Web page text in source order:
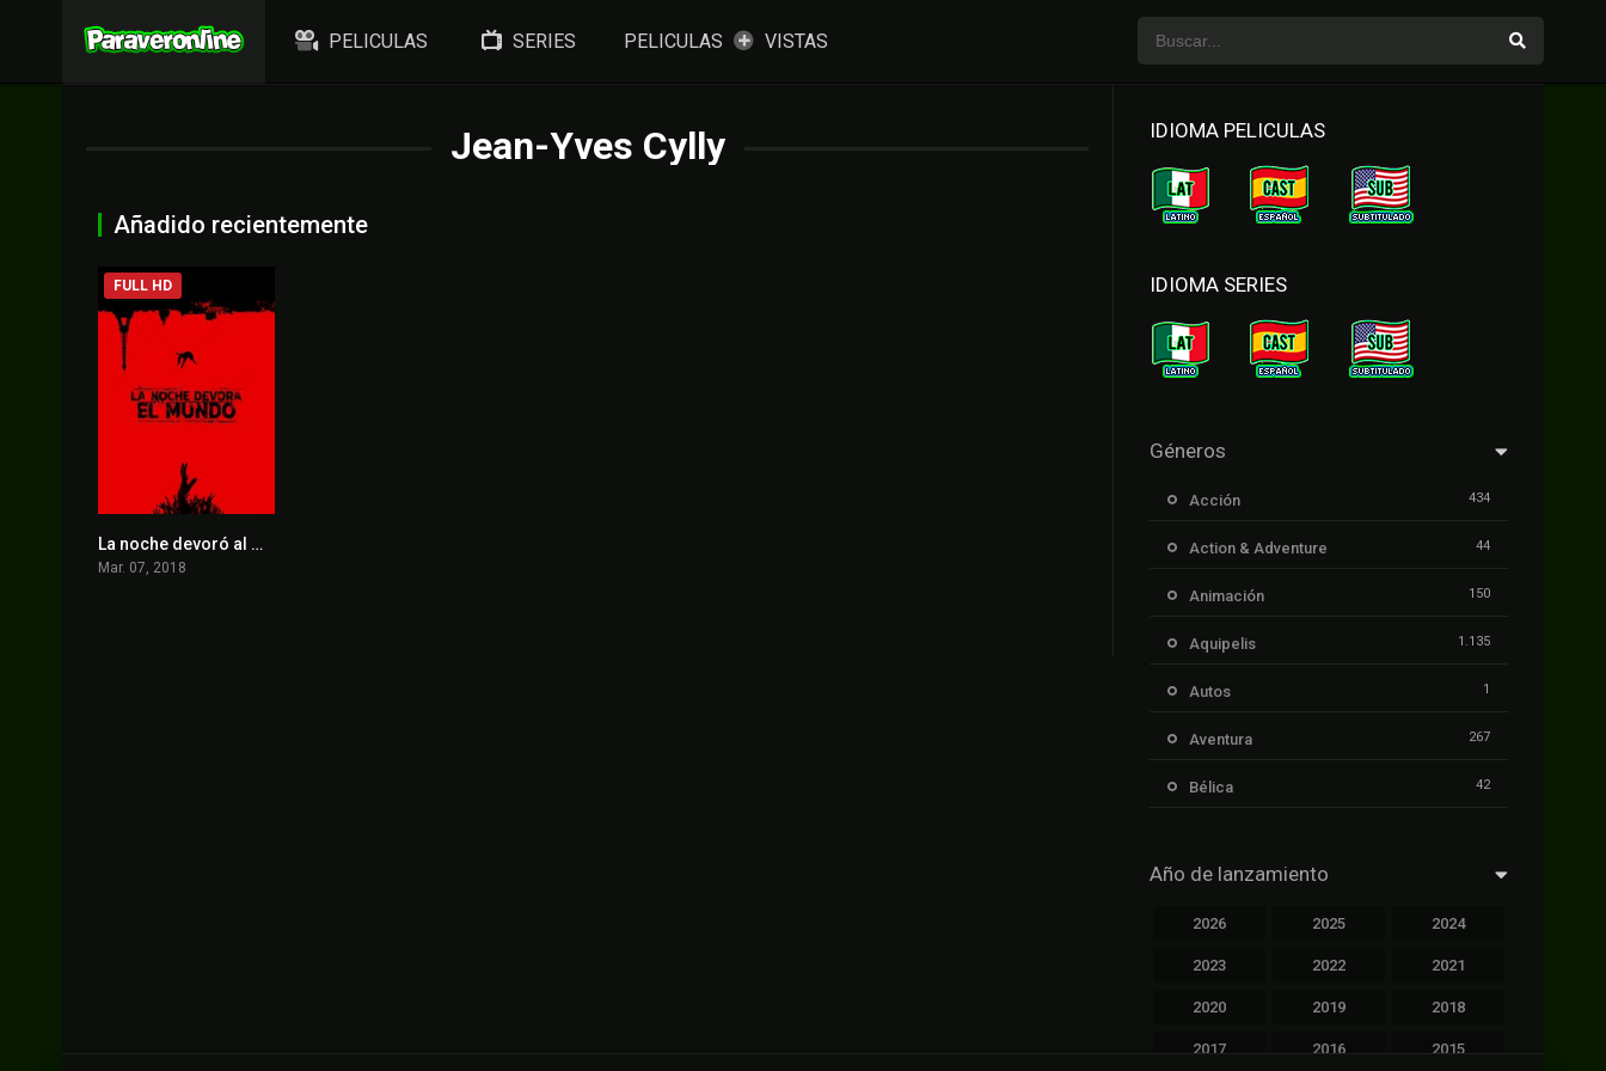
PELICULAS SERIES PELICULAS VISTAS
Jean-Yves Cylly
Añadido recientemente
0
FULL HD
La noche devoró al mundo
Mar. 07, 2018
IDIOMA PELICULAS
IDIOMA SERIES
Géneros
Acción 434
Action & Adventure 44
Animación 150
Aquipelis 1.135
Autos 1
Aventura 267
Bélica 42
Cinecalidad
Cinetux 1.139
Año de lanzamiento
2026 2025 2024
2023 2022 2021
2020 2019 2018
2017 2016 2015